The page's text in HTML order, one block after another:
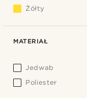
Żółty
MATERIAŁ
Jedwab
Poliester